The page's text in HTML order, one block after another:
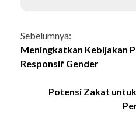
Continue
Reading
Sebelumnya:
Meningkatkan Kebijakan
Responsif Gender
Potensi Zakat